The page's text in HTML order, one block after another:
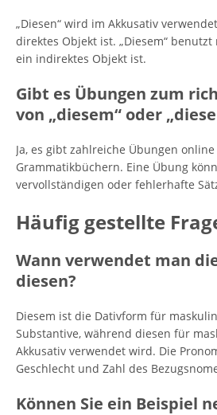
„Diesen“ wird im Akkusativ
direktes Objekt ist. „Diesem“
ein indirektes Objekt ist.
Gibt es Übungen zum
von „diesem“ oder
Ja, es gibt zahlreiche Übungen
Grammatikbüchern. Eine Übung
vervollständigen oder fehlerhafte
Häufig gestellte
Wann verwendet man
diesen?
Diesem ist die Dativform für
Substantive, während diesen für
Akkusativ verwendet wird. Die
Geschlecht und Zahl des
Können Sie ein Beispiel